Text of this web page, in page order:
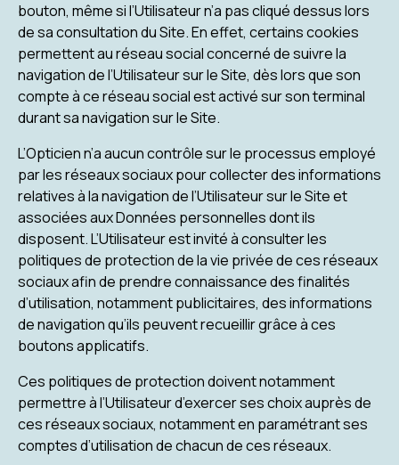
bouton, même si l’Utilisateur n’a pas cliqué dessus lors
de sa consultation du Site. En effet, certains cookies
permettent au réseau social concerné de suivre la
navigation de l’Utilisateur sur le Site, dès lors que son
compte à ce réseau social est activé sur son terminal
durant sa navigation sur le Site.
L’Opticien n’a aucun contrôle sur le processus employé
par les réseaux sociaux pour collecter des informations
relatives à la navigation de l’Utilisateur sur le Site et
associées aux Données personnelles dont ils
disposent. L’Utilisateur est invité à consulter les
politiques de protection de la vie privée de ces réseaux
sociaux afin de prendre connaissance des finalités
d’utilisation, notamment publicitaires, des informations
de navigation qu’ils peuvent recueillir grâce à ces
boutons applicatifs.
Ces politiques de protection doivent notamment
permettre à l’Utilisateur d’exercer ses choix auprès de
ces réseaux sociaux, notamment en paramétrant ses
comptes d’utilisation de chacun de ces réseaux.